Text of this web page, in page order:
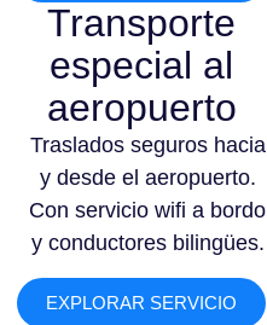
Transporte
especial al
aeropuerto
Traslados seguros hacia
y desde el aeropuerto.
Con servicio wifi a bordo
y conductores bilingües.
EXPLORAR SERVICIO